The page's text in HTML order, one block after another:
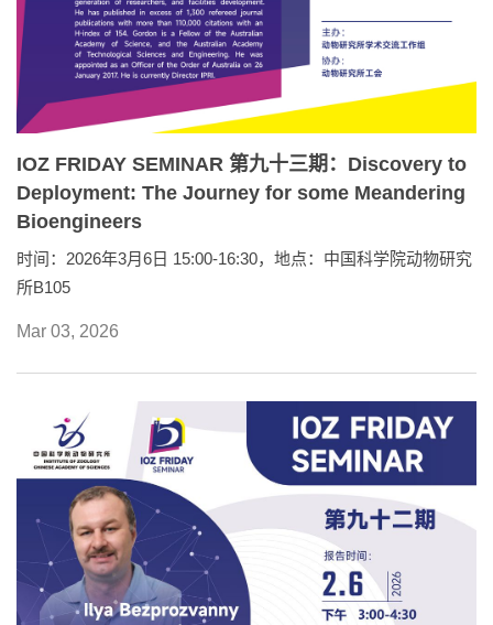
IOZ FRIDAY SEMINAR 第九十三期：Discovery to
Deployment: The Journey for some Meandering
Bioengineers
时间：2026年3月6日 15:00-16:30，地点：中国科学院动物研究
所B105
Mar 03, 2026